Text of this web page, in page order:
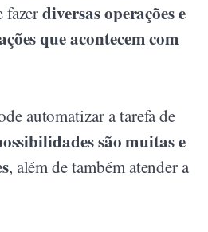
fazerdiversas operações e
que acontecem com
automatizar a tarefa de
são muitas e
, além de também atender a